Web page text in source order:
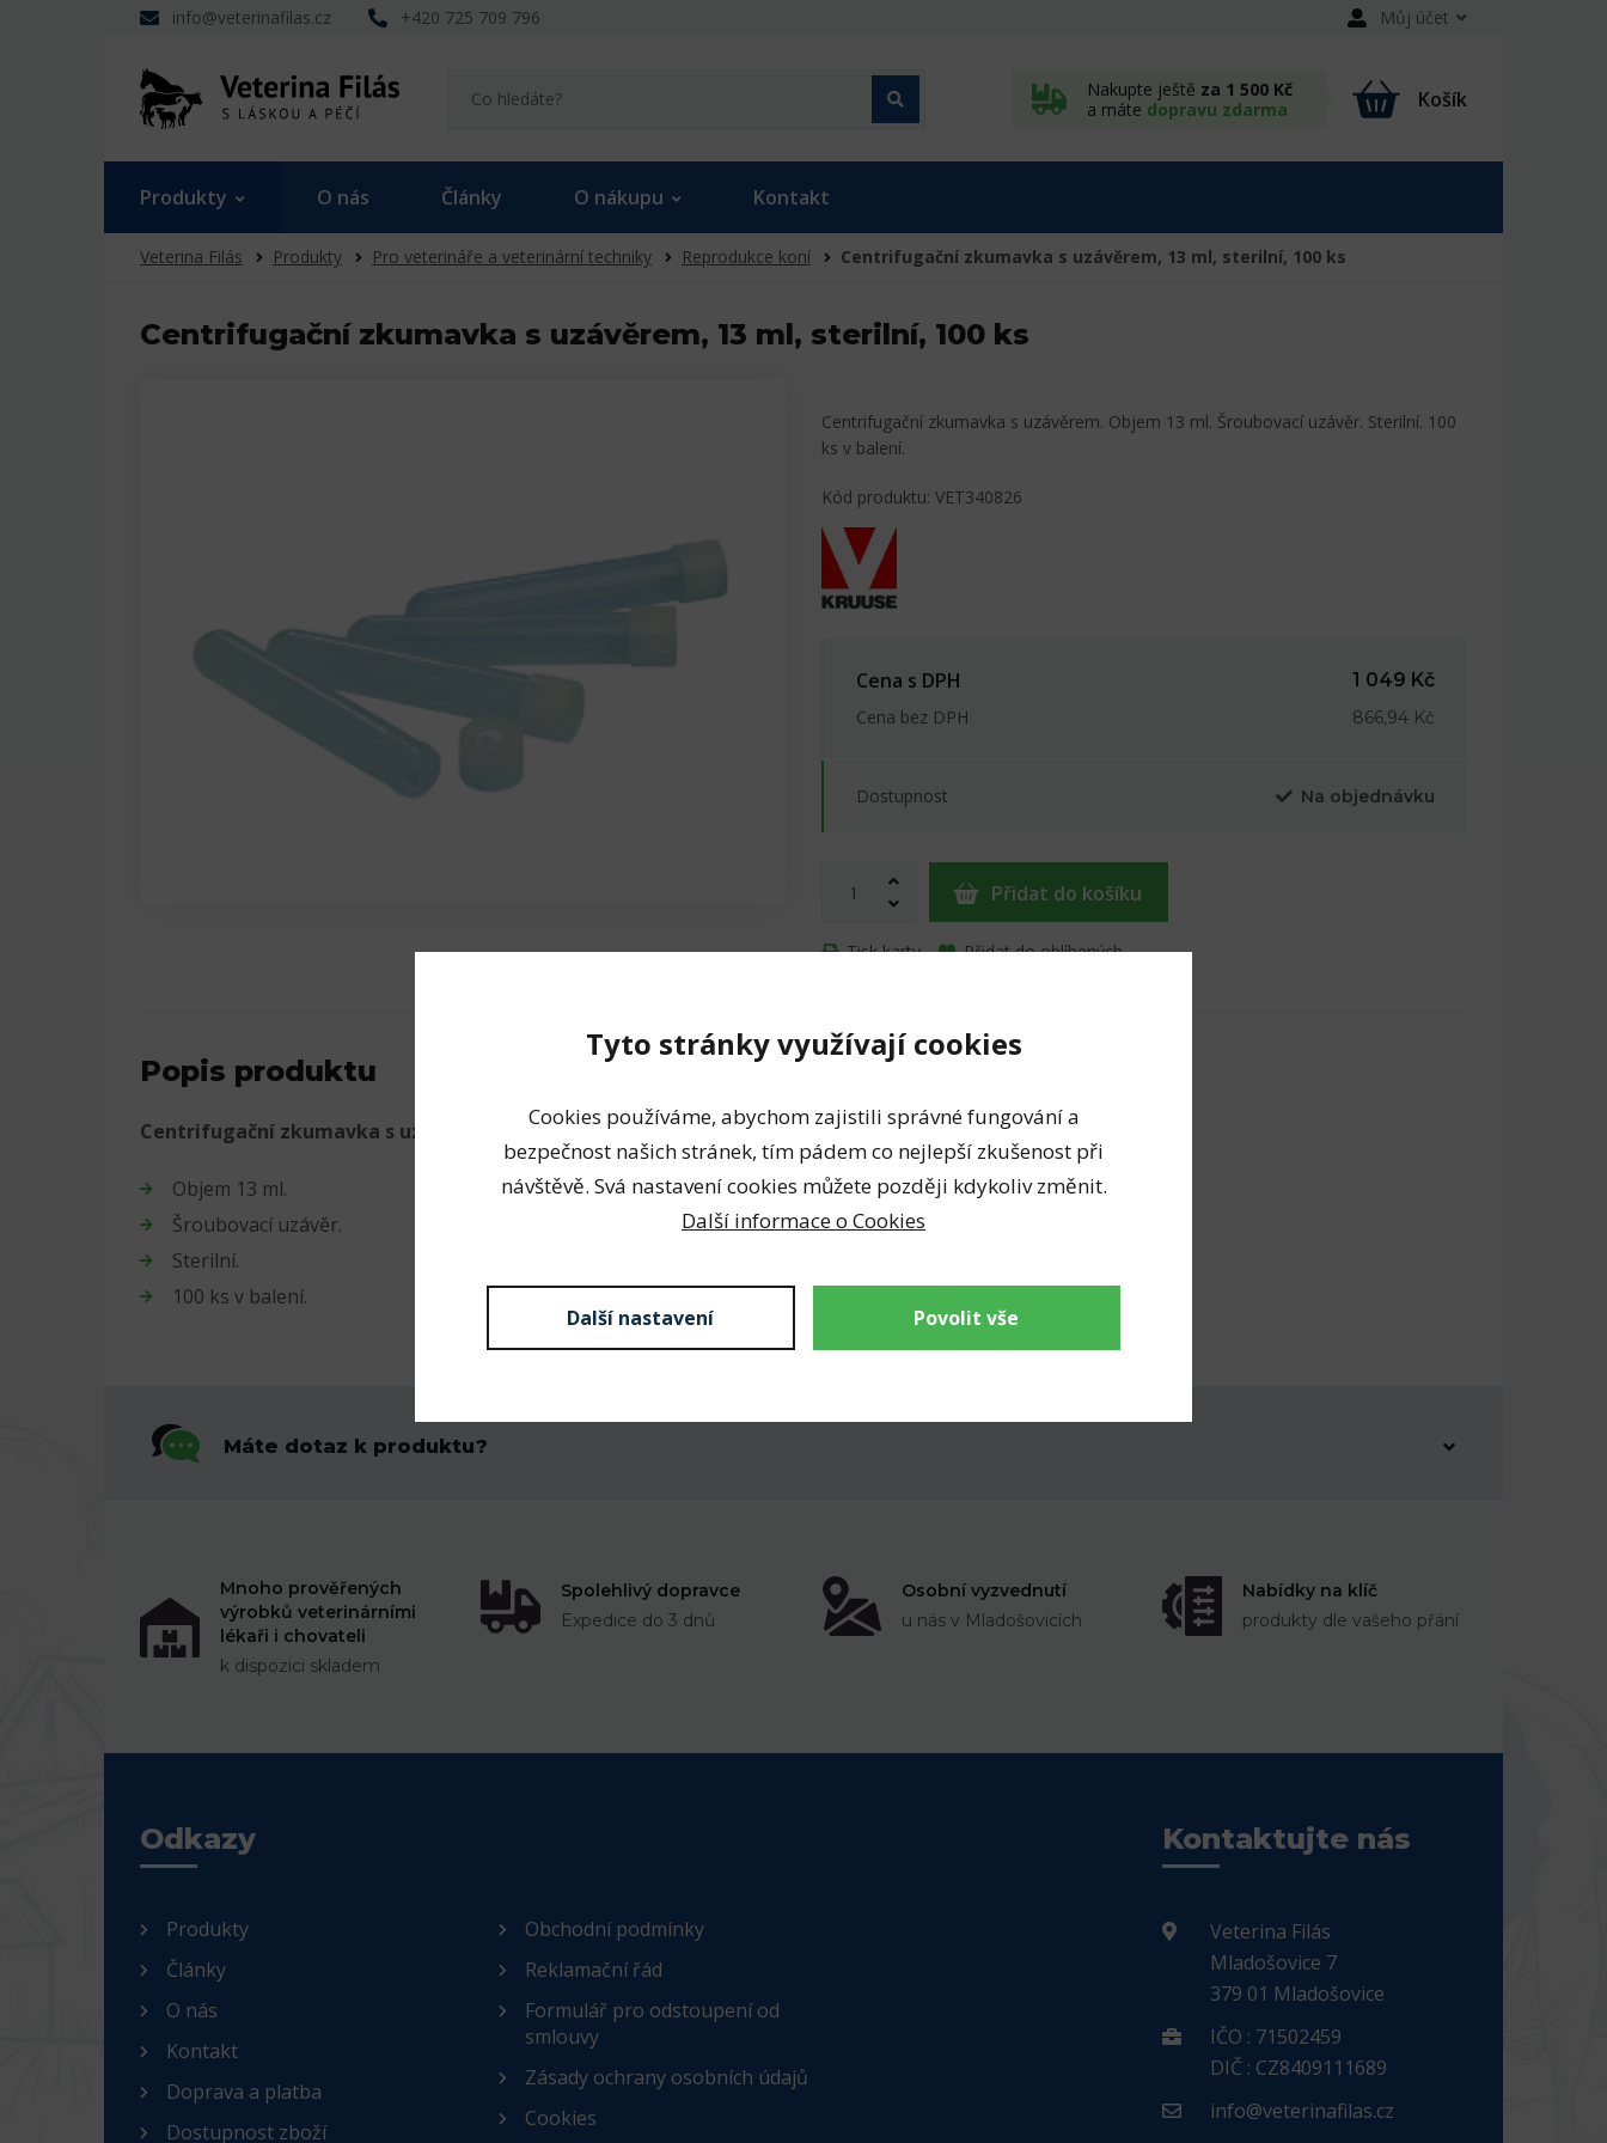
info@veterinafilas.cz +420 725 709 796 Můj účet
Nakupte ještě za 1 500 Kč
a máte dopravu zdarma Košík
Produkty O nás Články O nákupu Kontakt
Veterina Filás Produkty Pro veterináře a veterinární techniky Reprodukce koní Centrifugační zkumavka s uzávěrem, 13 ml, sterilní, 100 ks
Centrifugační zkumavka s uzávěrem, 13 ml, sterilní, 100 ks
Centrifugační zkumavka s uzávěrem. Objem 13 ml. Šroubovací uzávěr. Sterilní. 100
ks v balení.
Kód produktu: VET340826
Cena s DPH
1 049 Kč
Cena bez DPH
866,94 Kč
Dostupnost Na objednávku
Přidat do košíku
Tisk karty Přidat do oblíbených
Popis produktu
Centrifugační zkumavka s uzávěrem.
Objem 13 ml.
Šroubovací uzávěr.
Sterilní.
100 ks v balení.
Máte dotaz k produktu?
Mnoho prověřených
výrobků veterinárními
lékaři i chovateli
k dispozici skladem
Spolehlivý dopravce
Expedice do 3 dnů
Osobní vyzvednutí
u nás v Mladošovicích
Nabídky na klíč
produkty dle vašeho přání
Odkazy
Produkty
Články
O nás
Kontakt
Doprava a platba
Dostupnost zboží
Obchodní podmínky
Reklamační řád
Formulář pro odstoupení od
smlouvy
Zásady ochrany osobních údajů
Cookies
Kontaktujte nás
Veterina Filás
Mladošovice 7
379 01 Mladošovice
IČO : 71502459
DIČ : CZ8409111689
info@veterinafilas.cz
Tyto stránky využívají cookies
Cookies používáme, abychom zajistili správné fungování a
bezpečnost našich stránek, tím pádem co nejlepší zkušenost při
návštěvě. Svá nastavení cookies můžete později kdykoliv změnit.
Další informace o Cookies
Další nastavení Povolit vše